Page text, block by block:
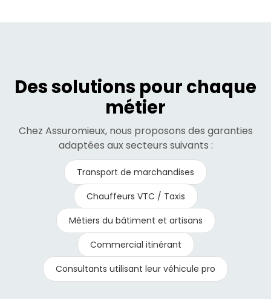
Des solutions pour chaque
métier
Chez Assuromieux, nous proposons des garanties
adaptées aux secteurs suivants :
Transport de marchandises
Chauffeurs VTC / Taxis
Métiers du bâtiment et artisans
Commercial itinérant
Consultants utilisant leur véhicule pro